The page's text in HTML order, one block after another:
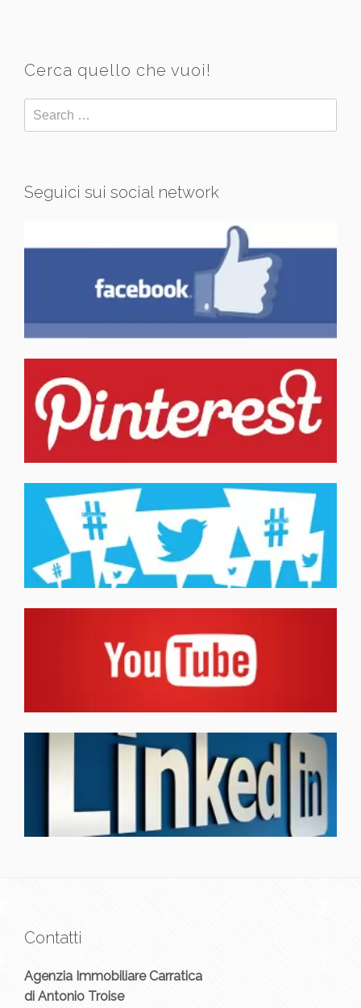
Cerca quello che vuoi!
Seguici sui social network
Contatti
Agenzia Immobiliare Carratica
di Antonio Troise